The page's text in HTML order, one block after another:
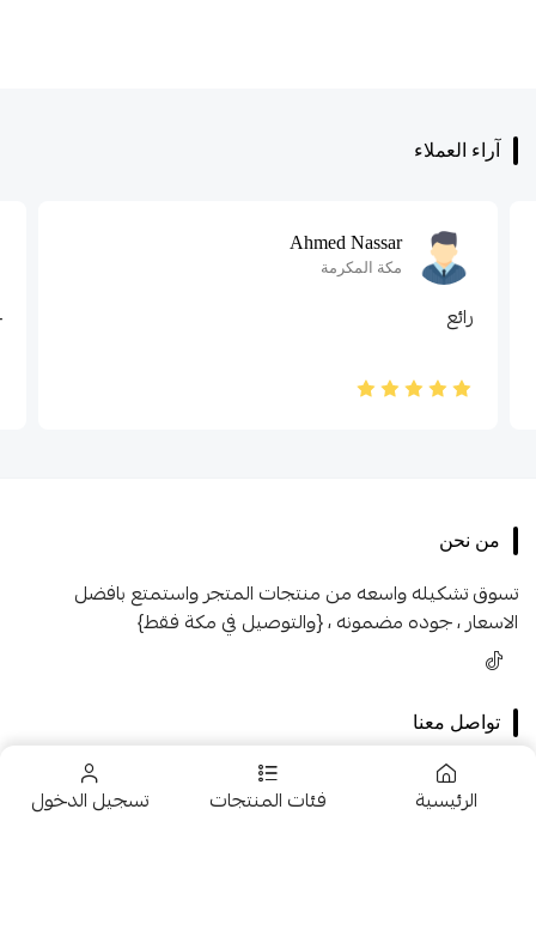
الرئيسية فئات المنتجات تسجيل الدخول
آراء العملاء
Ahmed Nassar
مكة المكرمة
رائع
من نحن
تسوق تشكيله واسعه من منتجات المتجر واستمتع بافضل
الاسعار ، جوده مضمونه ، {والتوصيل في مكة فقط}
تواصل معنا
+966546005231